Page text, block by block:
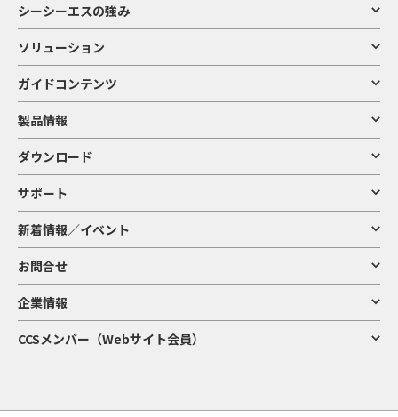
シーシーエスの強み
ソリューション
ガイドコンテンツ
製品情報
ダウンロード
サポート
新着情報／イベント
お問合せ
企業情報
CCSメンバー（Webサイト会員）